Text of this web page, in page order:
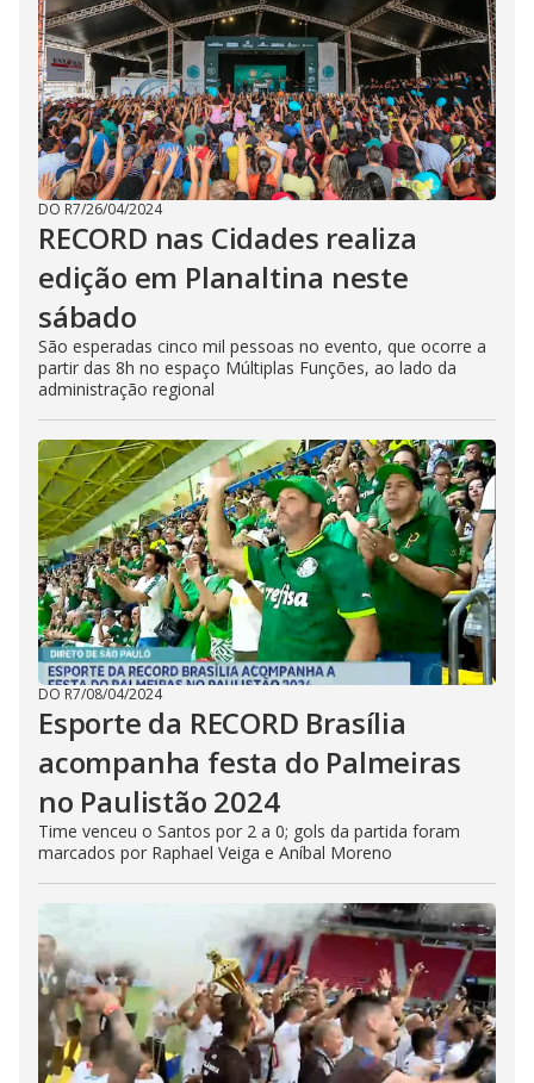
DO R7/26/04/2024
RECORD nas Cidades realiza
edição em Planaltina neste
sábado
São esperadas cinco mil pessoas no evento, que ocorre a
partir das 8h no espaço Múltiplas Funções, ao lado da
administração regional
DO R7/08/04/2024
Esporte da RECORD Brasília
acompanha festa do Palmeiras
no Paulistão 2024
Time venceu o Santos por 2 a 0; gols da partida foram
marcados por Raphael Veiga e Aníbal Moreno